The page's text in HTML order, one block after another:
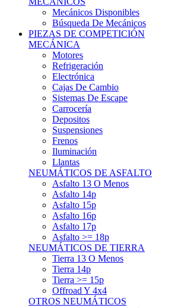
Búsqueda De Mecánicos
PIEZAS DE COMPETICIÓN
MECÁNICA
Motores
Refrigeración
Electrónica
Cajas De Cambio
Sistemas De Escape
Carrocería
Depositos
Suspensiones
Frenos
Iluminación
Llantas
NEUMÁTICOS DE ASFALTO
Asfalto 13 O Menos
Asfalto 14p
Asfalto 15p
Asfalto 16p
Asfalto 17p
Asfalto >= 18p
NEUMÁTICOS DE TIERRA
Tierra 13 O Menos
Tierra 14p
Tierra >= 15p
Offroad Y 4x4
OTROS NEUMÁTICOS
Otros Tipos De Neumáticos